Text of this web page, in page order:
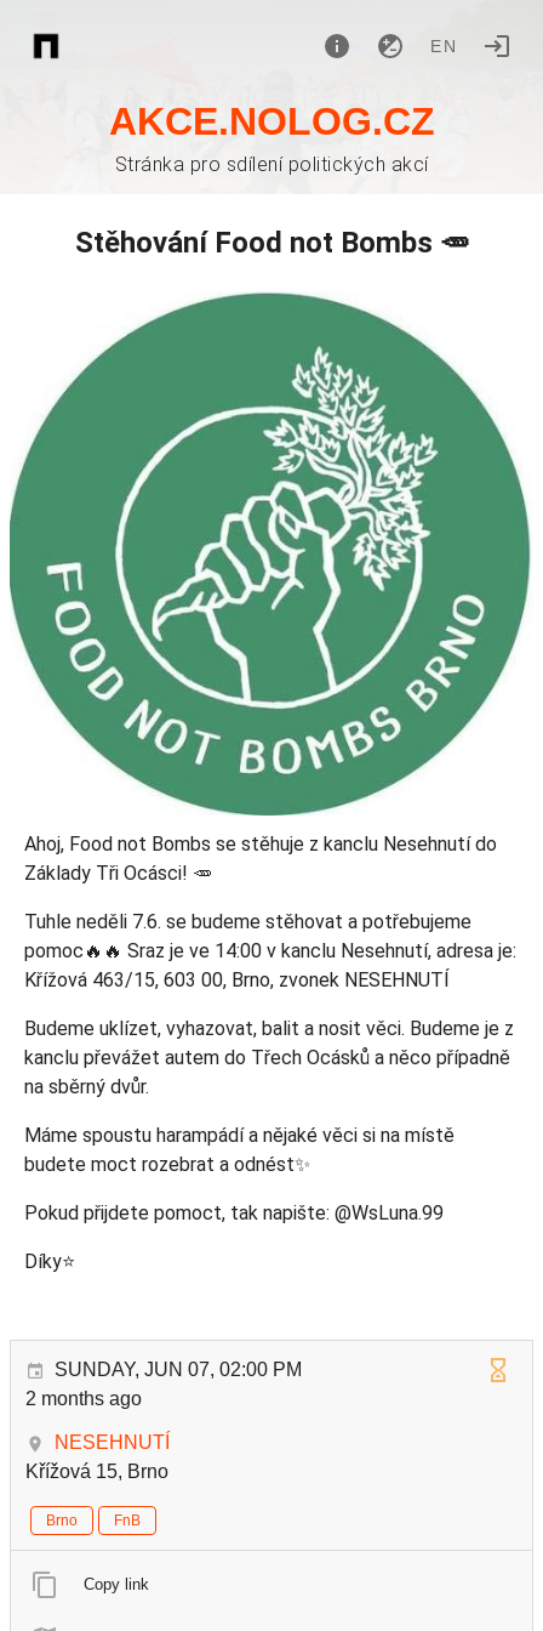
EN
AKCE.NOLOG.CZ
Stránka pro sdílení politických akcí
Stěhování Food not Bombs 🥕
Ahoj, Food not Bombs se stěhuje z kanclu Nesehnutí do
Základy Tři Ocásci! 🥕
Tuhle neděli 7.6. se budeme stěhovat a potřebujeme
pomoc🔥🔥 Sraz je ve 14:00 v kanclu Nesehnutí, adresa je:
Křížová 463/15, 603 00, Brno, zvonek NESEHNUTÍ
Budeme uklízet, vyhazovat, balit a nosit věci. Budeme je z
kanclu převážet autem do Třech Ocásků a něco případně
na sběrný dvůr.
Máme spoustu harampádí a nějaké věci si na místě
budete moct rozebrat a odnést✨
Pokud přijdete pomoct, tak napište: @WsLuna.99
Díky⭐
SUNDAY, JUN 07, 02:00 PM
2 months ago
NESEHNUTÍ
Křížová 15, Brno
Brno FnB
Copy link